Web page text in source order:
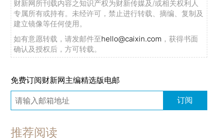
财新网所刊载内容之知识产权为财新传媒及/或相关权利人
专属所有或持有。未经许可，禁止进行转载、摘编、复制及
建立镜像等任何使用。
如有意愿转载，请发邮件至hello@caixin.com ，获得书面
确认及授权后，方可转载。
免费订阅财新网主编精选版电邮
订阅
推荐阅读